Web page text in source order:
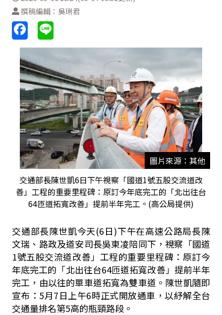
撰稿編輯：吳琍君
圖片來源：其他
交通部長陳世凱6日下午視察「國道1號五股交流道改
善」工程的重要里程碑：原訂今年底完工的「北出往台
64匝道拓寬改善」提前半年完工。(高公局提供)
交通部長陳世凱今天(6日)下午在高速公路局長陳
文瑞、路政及道安司長吳東凌陪同下，視察「國道
1號五股交流道改善」工程的重要里程碑：原訂今
年底完工的「北出往台64匝道拓寬改善」提前半年
完工，由以往的單車道拓寬為雙車道。陳世凱隨即
宣布：5月7日上午6時正式開放通車，以紓解全台
交通量排名第5高的瓶頸路段。